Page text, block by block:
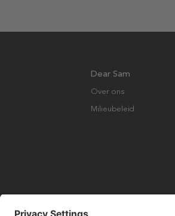
Dear Sam
Over ons
Milieubeleid